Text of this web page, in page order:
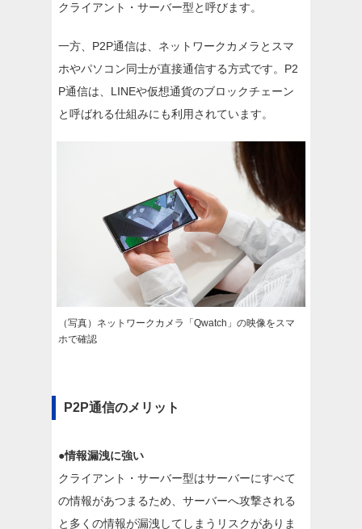
クライアント・サーバー型と呼びます。
一方、P2P通信は、ネットワークカメラとスマ
ホやパソコン同士が直接通信する方式です。P2
P通信は、LINEや仮想通貨のブロックチェーン
と呼ばれる仕組みにも利用されています。
（写真）ネットワークカメラ「Qwatch」の映像をスマ
ホで確認
P2P通信のメリット
●情報漏洩に強い
クライアント・サーバー型はサーバーにすべて
の情報があつまるため、サーバーへ攻撃される
と多くの情報が漏洩してしまうリスクがありま